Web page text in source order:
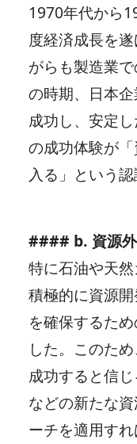
1970年代から
度経済成長を
がらも製造業
の時期、日本
成功し、安定
の成功体験が
入る」という認
#### b. 資源
特に石油や天
積極的に資源
を確保するた
した。このた
成功すると信
などの新たな
ーチを適用す